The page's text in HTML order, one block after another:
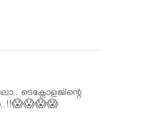
ടെക്നോളജിന്റെ